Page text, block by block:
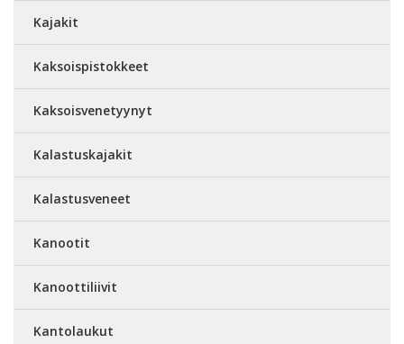
Kajakit
Kaksoispistokkeet
Kaksoisvenetyynyt
Kalastuskajakit
Kalastusveneet
Kanootit
Kanoottiliivit
Kantolaukut